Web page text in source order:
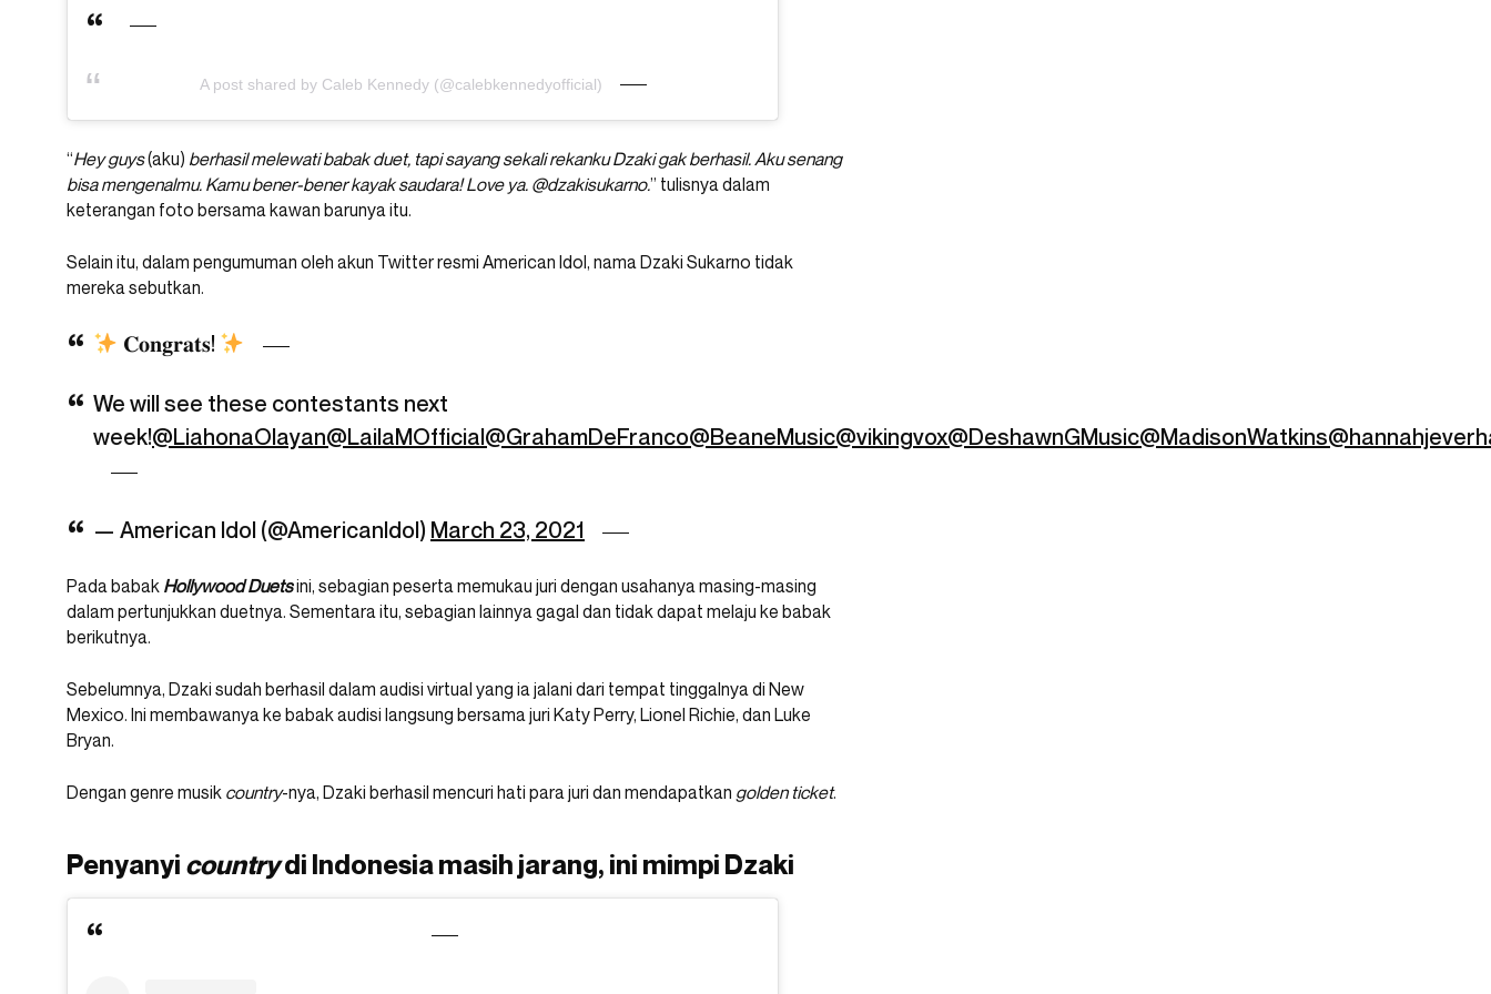
A post shared by Caleb Kennedy (@calebkennedyofficial)
“Hey guys(aku) berhasil melewati babak duet, tapi sayang sekali rekanku Dzaki gak berhasil. Aku senang
bisa mengenalmu. Kamu bener-bener kayak saudara! Love ya. @dzakisukarno.” tulisnya dalam
keterangan foto bersama kawan barunya itu.
Selain itu, dalam pengumuman oleh akun Twitter resmi American Idol, nama Dzaki Sukarno tidak
mereka sebutkan.
𝐂𝐨𝐧𝐠𝐫𝐚𝐭𝐬!
We will see these contestants next
week!@LiahonaOlayan@LailaMOfficial@GrahamDeFranco@BeaneMusic@vikingvox@DeshawnGMusic@MadisonWatkins
— American Idol (@AmericanIdol) March 23, 2021
Pada babak Hollywood Duetsini, sebagian peserta memukau juri dengan usahanya masing-masing
dalam pertunjukkan duetnya. Sementara itu, sebagian lainnya gagal dan tidak dapat melaju ke babak
berikutnya.
Sebelumnya, Dzaki sudah berhasil dalam audisi virtual yang ia jalani dari tempat tinggalnya di New
Mexico. Ini membawanya ke babak audisi langsung bersama juri Katy Perry, Lionel Richie, dan Luke
Bryan.
Dengan genre musik country-nya, Dzaki berhasil mencuri hati para juri dan mendapatkan golden ticket.
Penyanyi countrydi Indonesia masih jarang, ini mimpi Dzaki